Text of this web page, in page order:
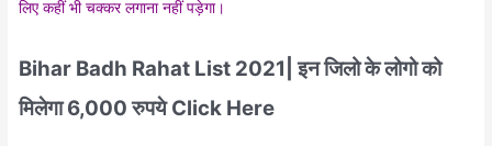
लिए कहीं भी चक्कर लगाना नहीं पड़ेगा।
Bihar Badh Rahat List 2021| इन जिलो के लोगो को
मिलेगा 6,000 रुपये Click Here